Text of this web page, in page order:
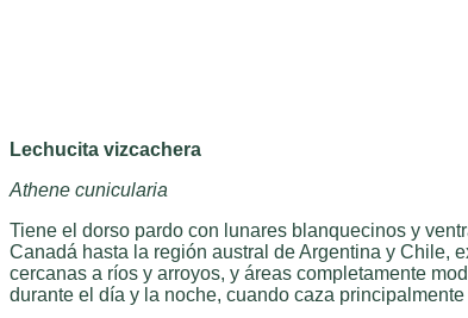
Lechucita vizcachera
Athene cunicularia
Tiene el dorso pardo con lunares blanquecinos y
Canadá hasta la región austral de Argentina y Chile,
cercanas a ríos y arroyos, y áreas completamente
durante el día y la noche, cuando caza